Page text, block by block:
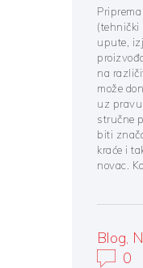
(tehnički
upute,
na
može
uz
stručne
biti
kraće i
novac.
Blog,
0